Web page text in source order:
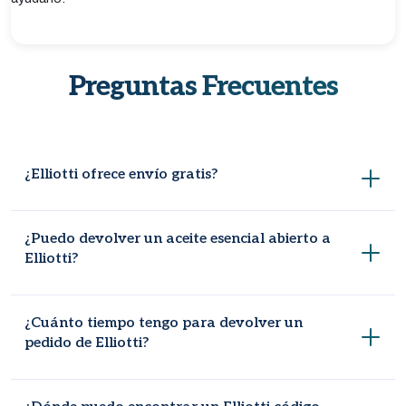
Preguntas Frecuentes
¿Elliotti ofrece envío gratis?
vez que su pedido alcanza los 59 €.
¿Puedo devolver un aceite esencial abierto a
Elliotti?
similares no se pueden devolver, por razones de salud e
higiene.
¿Cuánto tiempo tengo para devolver un
pedido de Elliotti?